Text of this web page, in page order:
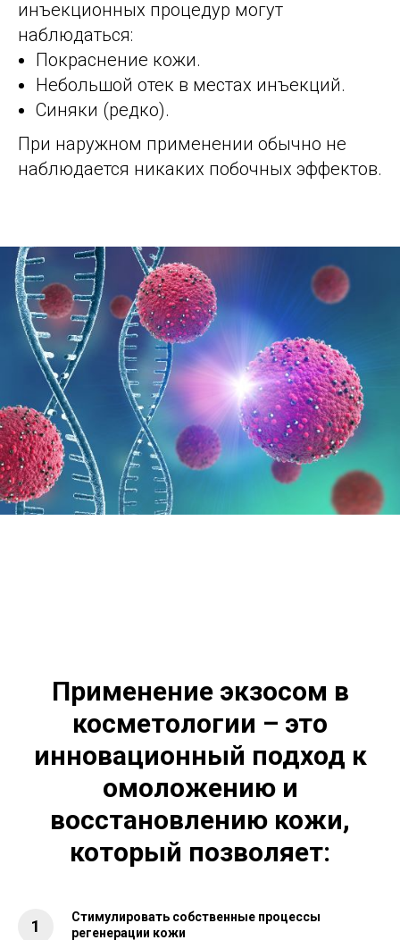
инъекционных процедур могут
наблюдаться:
Покраснение кожи.
Небольшой отек в местах инъекций.
Синяки (редко).
При наружном применении обычно не
наблюдается никаких побочных эффектов.
Применение экзосом в
косметологии – это
инновационный подход к
омоложению и
восстановлению кожи,
который позволяет:
Стимулировать собственные процессы
регенерации кожи